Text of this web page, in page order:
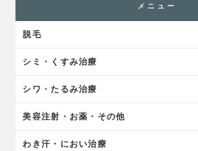
メニュー
脱毛
シミ・くすみ治療
シワ・たるみ治療
美容注射・お薬・その他
わき汗・におい治療